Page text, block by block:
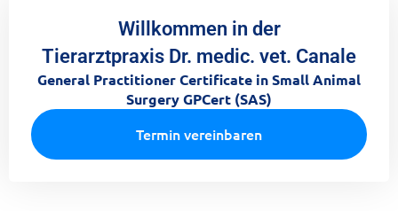
Willkommen in der
Tierarztpraxis Dr. medic. vet. Canale
General Practitioner Certificate in Small Animal
Surgery GPCert (SAS)​
Termin vereinbaren